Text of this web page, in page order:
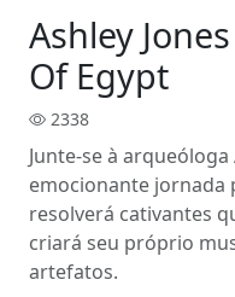
Ashley
Of Egypt
2338
Junte-se à
emocionante jornada
resolverá cativantes
criará seu próprio
artefatos.